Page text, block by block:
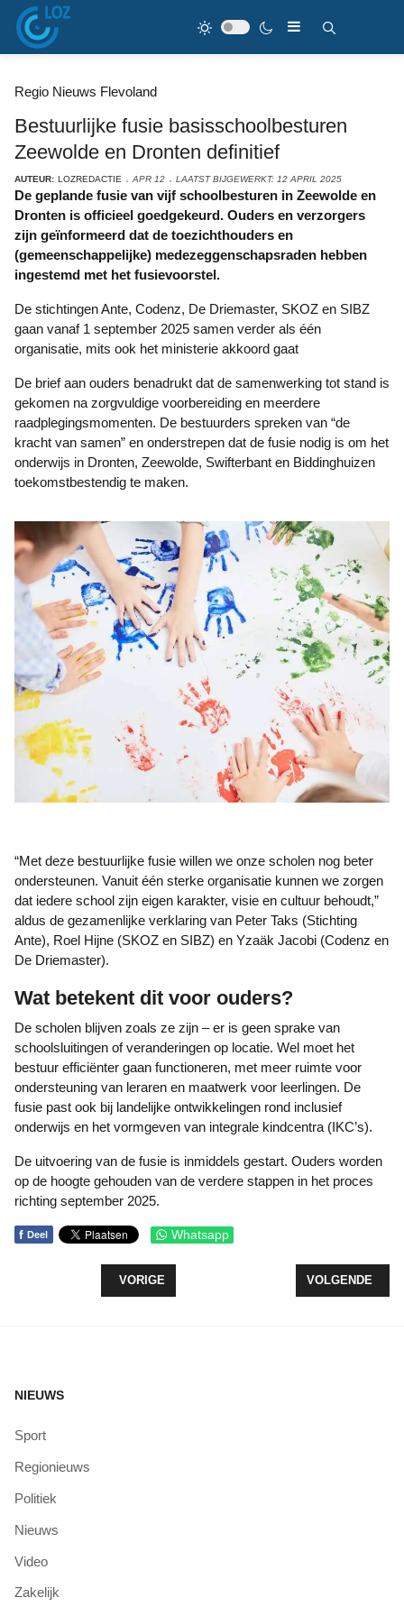
Regio Nieuws Flevoland
Bestuurlijke fusie basisschoolbesturen
Zeewolde en Dronten definitief
AUTEUR: LOZREDACTIE APR 12 LAATST BIJGEWERKT: 12 APRIL 2025
De geplande fusie van vijf schoolbesturen in Zeewolde en
Dronten is officieel goedgekeurd. Ouders en verzorgers
zijn geïnformeerd dat de toezichthouders en
(gemeenschappelijke) medezeggenschapsraden hebben
ingestemd met het fusievoorstel.
De stichtingen Ante, Codenz, De Driemaster, SKOZ en SIBZ
gaan vanaf 1 september 2025 samen verder als één
organisatie, mits ook het ministerie akkoord gaat
De brief aan ouders benadrukt dat de samenwerking tot stand is
gekomen na zorgvuldige voorbereiding en meerdere
raadplegingsmomenten. De bestuurders spreken van “de
kracht van samen” en onderstrepen dat de fusie nodig is om het
onderwijs in Dronten, Zeewolde, Swifterbant en Biddinghuizen
toekomstbestendig te maken.
“Met deze bestuurlijke fusie willen we onze scholen nog beter
ondersteunen. Vanuit één sterke organisatie kunnen we zorgen
dat iedere school zijn eigen karakter, visie en cultuur behoudt,”
aldus de gezamenlijke verklaring van Peter Taks (Stichting
Ante), Roel Hijne (SKOZ en SIBZ) en Yzaäk Jacobi (Codenz en
De Driemaster).
Wat betekent dit voor ouders?
De scholen blijven zoals ze zijn – er is geen sprake van
schoolsluitingen of veranderingen op locatie. Wel moet het
bestuur efficiënter gaan functioneren, met meer ruimte voor
ondersteuning van leraren en maatwerk voor leerlingen. De
fusie past ook bij landelijke ontwikkelingen rond inclusief
onderwijs en het vormgeven van integrale kindcentra (IKC’s).
De uitvoering van de fusie is inmiddels gestart. Ouders worden
op de hoogte gehouden van de verdere stappen in het proces
richting september 2025.
f Deel Whatsapp
VORIG ARTIKEL: D66 STELT VRAGEN OVER
VORIGE VOLGENDE
VOLGENDE
NIEUWS
Sport
Regionieuws
Politiek
Nieuws
Video
Zakelijk